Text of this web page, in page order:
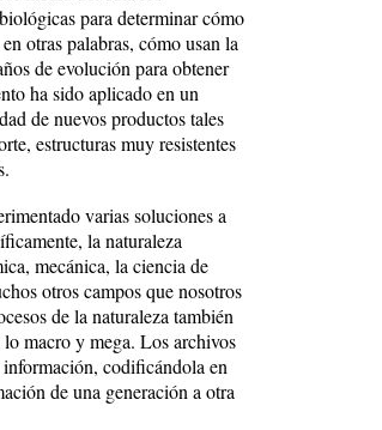
para determinar cómo
otras palabras, cómo usan la
de evolución para obtener
ha sido aplicado en un
de nuevos productos tales
estructuras muy resistentes
varias soluciones a
la naturaleza
mecánica, la ciencia de
otros campos que nosotros
de la naturaleza también
macro y mega. Los archivos
codificándola en
de una generación a otra